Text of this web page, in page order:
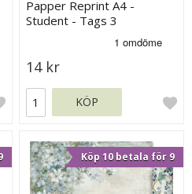
Papper Reprint A4 -
Student - Tags 3
14 kr
KÖP
Köp 10 betala för 9